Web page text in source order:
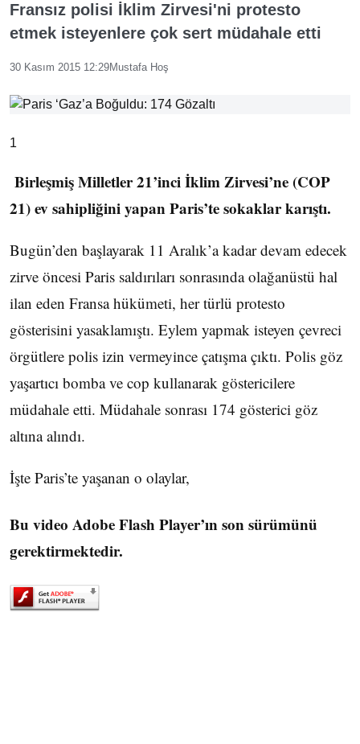
Fransız polisi İklim Zirvesi'ni protesto
etmek isteyenlere çok sert müdahale etti
30 Kasım 2015 12:29Mustafa Hoş
1
Birleşmiş Milletler 21’inci İklim Zirvesi’ne (COP
21) ev sahipliğini yapan Paris’te sokaklar karıştı.
Bugün’den başlayarak 11 Aralık’a kadar devam edecek
zirve öncesi Paris saldırıları sonrasında olağanüstü hal
ilan eden Fransa hükümeti, her türlü protesto
gösterisini yasaklamıştı. Eylem yapmak isteyen çevreci
örgütlere polis izin vermeyince çatışma çıktı. Polis göz
yaşartıcı bomba ve cop kullanarak göstericilere
müdahale etti. Müdahale sonrası 174 gösterici göz
altına alındı.
İşte Paris’te yaşanan o olaylar,
Bu video Adobe Flash Player’ın son sürümünü
gerektirmektedir.